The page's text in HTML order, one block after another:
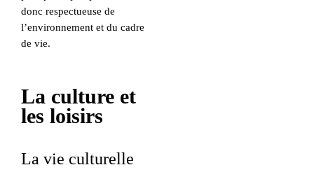
donc respectueuse de
l’environnement et du cadre
de vie.
La culture et
les loisirs
La vie culturelle